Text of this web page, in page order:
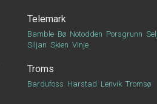
Telemark
Bamble Bø Notodden Porsgrunn
Siljan Skien Vinje
Troms
Bardufoss Harstad Lenvik Tromsø